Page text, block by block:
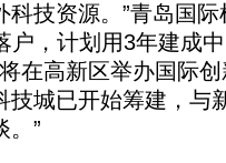
技资源。”青岛国
户，计划用3年建成
在高新区举办国际
技城已开始筹建，与
。”